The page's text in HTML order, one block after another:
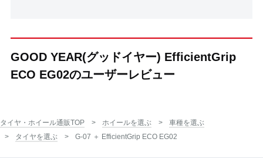
GOOD YEAR(グッドイヤー) EfficientGrip
ECO EG02のユーザーレビュー
タイヤ・ホイール通販TOP ホイールを選ぶ
車種を選ぶ
タイヤを選ぶ
G-07 ＋ EfficientGrip ECO EG02